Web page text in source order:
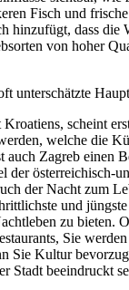
Fisch und
hinzufügt, dass die
von hoher
unterschätzte
scheint
welche die
auch Zagreb einen
der österreichisch-
der Nacht zum
und
zu bieten.
Sie
Sie Kultur
Stadt beeindruckt